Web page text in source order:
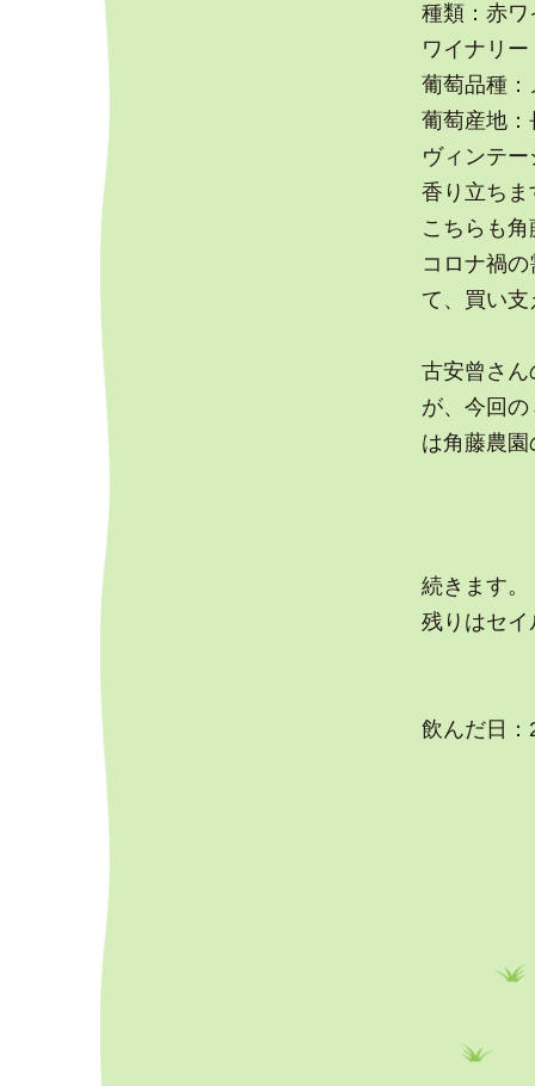
種類：赤ワ
ワイナリ
葡萄品種：
葡萄産地
ヴィンテ
香り立ち
こちらも
コロナ禍
て、買い
古安曾さ
が、今回
は角藤農
続きます。
残りはセ
飲んだ日